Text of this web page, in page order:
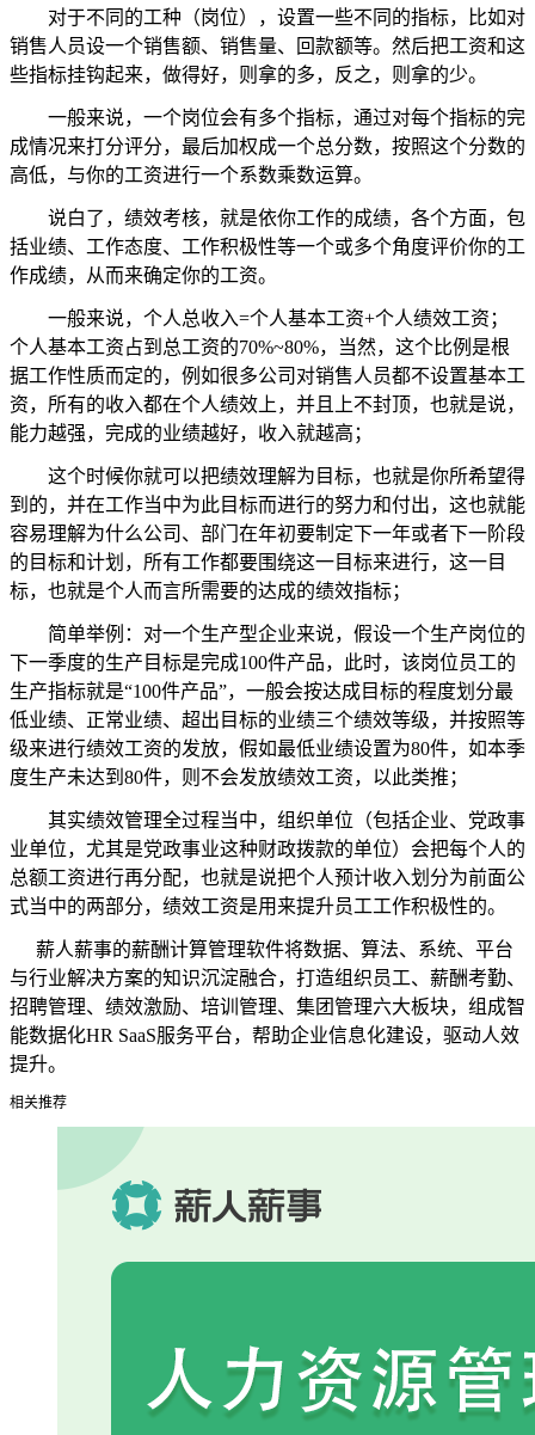
对于不同的工种（岗位），设置一些不同的指标，比如对
销售人员设一个销售额、销售量、回款额等。然后把工资和这
些指标挂钩起来，做得好，则拿的多，反之，则拿的少。
一般来说，一个岗位会有多个指标，通过对每个指标的完
成情况来打分评分，最后加权成一个总分数，按照这个分数的
高低，与你的工资进行一个系数乘数运算。
说白了，绩效考核，就是依你工作的成绩，各个方面，包
括业绩、工作态度、工作积极性等一个或多个角度评价你的工
作成绩，从而来确定你的工资。
一般来说，个人总收入=个人基本工资+个人绩效工资；
个人基本工资占到总工资的70%~80%，当然，这个比例是根
据工作性质而定的，例如很多公司对销售人员都不设置基本工
资，所有的收入都在个人绩效上，并且上不封顶，也就是说，
能力越强，完成的业绩越好，收入就越高；
这个时候你就可以把绩效理解为目标，也就是你所希望得
到的，并在工作当中为此目标而进行的努力和付出，这也就能
容易理解为什么公司、部门在年初要制定下一年或者下一阶段
的目标和计划，所有工作都要围绕这一目标来进行，这一目
标，也就是个人而言所需要的达成的绩效指标；
简单举例：对一个生产型企业来说，假设一个生产岗位的
下一季度的生产目标是完成100件产品，此时，该岗位员工的
生产指标就是“100件产品”，一般会按达成目标的程度划分最
低业绩、正常业绩、超出目标的业绩三个绩效等级，并按照等
级来进行绩效工资的发放，假如最低业绩设置为80件，如本季
度生产未达到 80件，则不会发放绩效工资，以此类推；
其实绩效管理全过程当中，组织单位（包括企业、党政事
业单位，尤其是党政事业这种财政拨款的单位）会把每个人的
总额工资进行再分配，也就是说把个人预计收入划分为前面公
式当中的两部分，绩效工资是用来提升员工工作积极性的。
薪人薪事的薪酬计算管理软件将数据、算法、系统、平台
与行业解决方案的知识沉淀融合，打造组织员工、薪酬考勤、
招聘管理、绩效激励、培训管理、集团管理六大板块，组成智
能数据化HR SaaS服务平台，帮助企业信息化建设，驱动人效
提升。
相关推荐